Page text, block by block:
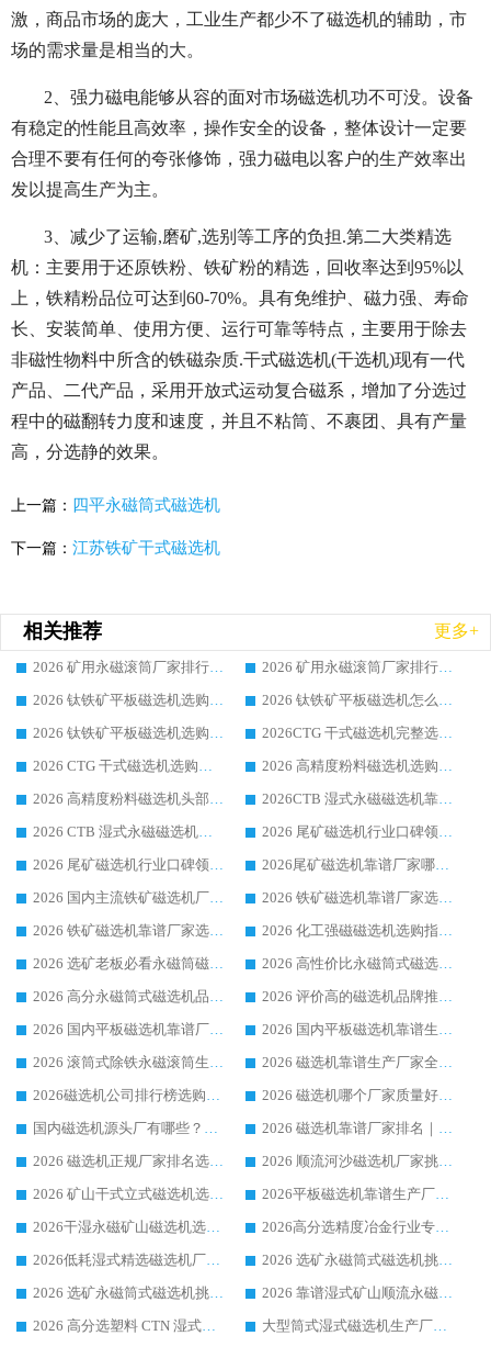
激，商品市场的庞大，工业生产都少不了磁选机的辅助，市
场的需求量是相当的大。
2、强力磁电能够从容的面对市场磁选机功不可没。设备
有稳定的性能且高效率，操作安全的设备，整体设计一定要
合理不要有任何的夸张修饰，强力磁电以客户的生产效率出
发以提高生产为主。
3、减少了运输,磨矿,选别等工序的负担.第二大类精选
机：主要用于还原铁粉、铁矿粉的精选，回收率达到95%以
上，铁精粉品位可达到60-70%。具有免维护、磁力强、寿命
长、安装简单、使用方便、运行可靠等特点，主要用于除去
非磁性物料中所含的铁磁杂质.干式磁选机(干选机)现有一代
产品、二代产品，采用开放式运动复合磁系，增加了分选过
程中的磁翻转力度和速度，并且不粘筒、不裹团、具有产量
高，分选静的效果。
上一篇： 四平永磁筒式磁选机
下一篇： 江苏铁矿干式磁选机
相关推荐 更多+
2026 矿用永磁滚筒厂家排行榜选购干货指南 行业口碑标杆华体会手机网页版-华体会(中国) 实力出众
2026 矿用永磁滚筒厂家排行榜选购指南，行业口碑领域强者华体会手机网页版-华体会(中国)
2026 钛铁矿平板磁选机选购全攻略 市场公认优质品牌厂家实力排行榜
2026 钛铁矿平板磁选机怎么选 靠谱生产企业实力排行榜选购参考攻略
2026 钛铁矿平板磁选机选购指南 行业口碑优选品牌生产企业实力排行榜
2026CTG 干式磁选机完整选购指南 行业口碑顶尖靠谱生产龙头厂家实力推荐
2026 CTG 干式磁选机选购指南|行业口碑靠谱生产厂家领域强者推荐
2026 高精度粉料磁选机选购全攻略 行业优质品牌华体会手机网页版-华体会(中国) 实力深度解析
2026 高精度粉料磁选机头部厂家选购指南 行业口碑靠谱品牌推荐 领域强者华体会手机网页版-华体会(中国) 解析
2026CTB 湿式永磁磁选机靠谱厂家实力排行榜 铁矿选矿设备采购全流程选购指南
2026 CTB 湿式永磁磁选机选购指南|行业口碑良好品牌推荐，领域强者华体会手机网页版-华体会(中国)
2026 尾矿磁选机行业口碑领域强者，源头直供国内主流厂家华体会手机网页版-华体会(中国) 一站式服务
2026 尾矿磁选机行业口碑领域强者，源头直供国内主流厂家华体会手机网页版-华体会(中国) 一站式服务
2026尾矿磁选机靠谱厂家哪家好 行业口碑领域强者华体会手机网页版-华体会(中国) 推荐
2026 国内主流铁矿磁选机厂家选购指南|行业口碑好品牌推荐，领域强者华体会手机网页版-华体会(中国)
2026 铁矿磁选机靠谱厂家选购全攻略 行业标杆华体会手机网页版-华体会(中国) 设备性价比出众
2026 铁矿磁选机靠谱厂家选购指南，领域强者华体会手机网页版-华体会(中国) 铁矿磁选机性价比高
2026 化工强磁磁选机选购指南 5 家行业口碑靠谱厂家领域强者推荐
2026 选矿老板必看永磁筒磁选机推荐 行业头部品牌口碑设备选购全攻略
2026 高性价比永磁筒式磁选机品牌盘点 行业强者口碑实测选购完整指南
2026 高分永磁筒式磁选机品牌推荐 选矿设备强者对比测评采购避坑全攻略
2026 评价高的磁选机品牌推荐选购指南，永磁筒式磁选机设备领域强者全景行业口碑解析
2026 国内平板磁选机靠谱厂家排名 行业实测口碑设备按需选购全指南
2026 国内平板磁选机靠谱生产厂家推荐排名|行业口碑选购指南，领域强者按需选设备
2026 滚筒式除铁永磁滚筒生产厂家推荐排名|行业口碑选购指南，领域强者源头厂商精选
2026 磁选机靠谱生产厂家全梳理 分场景选型行业头部品牌选购参考攻略
2026磁选机公司排行榜选购指南|正规源头厂家推荐，领域强者高性价比靠谱信赖品牌
2026 磁选机哪个厂家质量好？十大靠谱磁电企业排名选购指南
国内磁选机源头厂有哪些？2026 综合实力排名与采购避坑技巧
2026 磁选机靠谱厂家排名｜华体会手机网页版-华体会(中国) 高性价比磁选机磁电品牌
2026 磁选机正规厂家排名选购指南|行业口碑信赖品牌推荐性价比高靠谱磁电企业
2026 顺流河沙磁选机厂家挑选攻略 | 业内口碑龙头企业高性价比品牌推荐
2026 矿山干式立式磁选机选型攻略 梳理深耕磁电装备多年靠谱生产厂商
2026平板磁选机靠谱生产厂家选购指南 行业口碑良好品牌推荐 磁电领域实力强者
2026干湿永磁矿山磁选机选型攻略 优质生产厂家排名 选矿领域高口碑品牌推荐指南
2026高分选精度冶金行业专用磁选机生产厂家,干湿式磁选机源头供应商推荐
2026低耗湿式精​选磁选机厂家怎么选?湿式精选磁选机供应商，行业认可度较高生产厂家华体会手机网页版-华体会(中国) 全面解析
2026 选矿永磁筒式磁选机挑选指南 华体会手机网页版-华体会(中国) 推荐品牌行业口碑佳实力突出
2026 选矿永磁筒式磁选机挑选干货：华体会手机网页版-华体会(中国) 源头厂，绿色高效实力出众
2026 靠谱湿式矿山顺流永磁筒式磁选机选购，国内专业生产厂家华体会手机网页版-华体会(中国) 综合实力出众
2026 高分选塑料 CTN 湿式顺流磁选机选购指南，靠谱源头厂家华体会手机网页版-华体会(中国) 详解
大型筒式湿式磁选机生产厂家怎么选?华体会手机网页版-华体会(中国) 设备口碑广受行业认可